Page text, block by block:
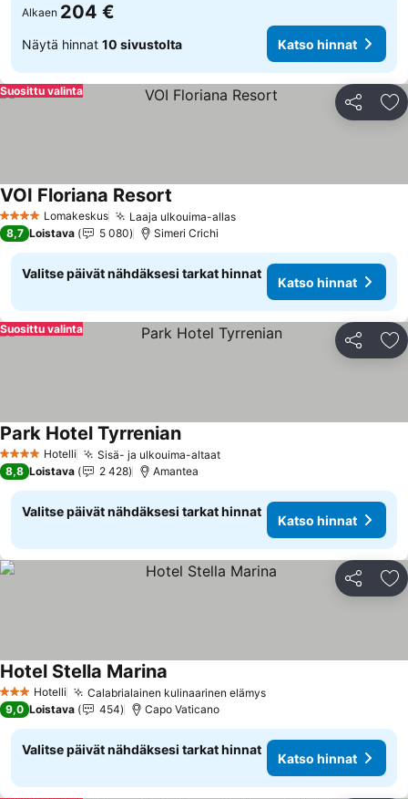
Alkaen 204 €
Näytä hinnat 10 sivustolta Katso hinnat
Jaa
Suosittu valinta
4 TähtiluokitusLomakeskus Laaja ulkouima-allas
VOI Floriana Resort
8,7 Loistava 5 080 Simeri Crichi
Valitse päivät nähdäksesi tarkat hinnat
Katso hinnat
Jaa
Suosittu valinta
4 Tähtiluokitus
Hotelli Sisä- ja ulkouima-altaat
Park Hotel Tyrrenian
8,8 Loistava 2 428 Amantea
Valitse päivät nähdäksesi tarkat hinnat
Katso hinnat
Jaa
3 Tähtiluokitus
Hotelli Calabrialainen kulinaarinen elämys
Hotel Stella Marina
9,0 Loistava 454 Capo Vaticano
Valitse päivät nähdäksesi tarkat hinnat
Katso hinnat